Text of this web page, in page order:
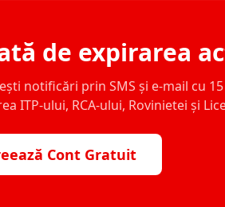
de expirarea
notificări prin SMS și e-mail cu 15
ITP-ului, RCA-ului, Rovinietei și
Cont Gratuit